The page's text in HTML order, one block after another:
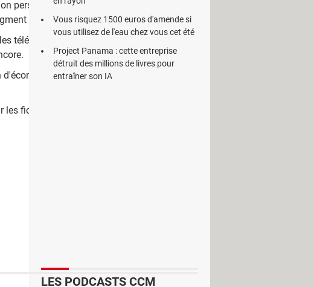
personnalisée qui permet de convertir une
de la chanson à convertir.
téléphones portables pris en charge par ce
en espace disque. Il a la
fichiers en lot. Cela permet d'accélérer le
Vous risquez 1500 euros d'amende si
vous utilisez de l'eau chez vous cet été
Project Panama : cette entreprise
détruit des millions de livres pour
entraîner son IA
LES PODCASTS CCM